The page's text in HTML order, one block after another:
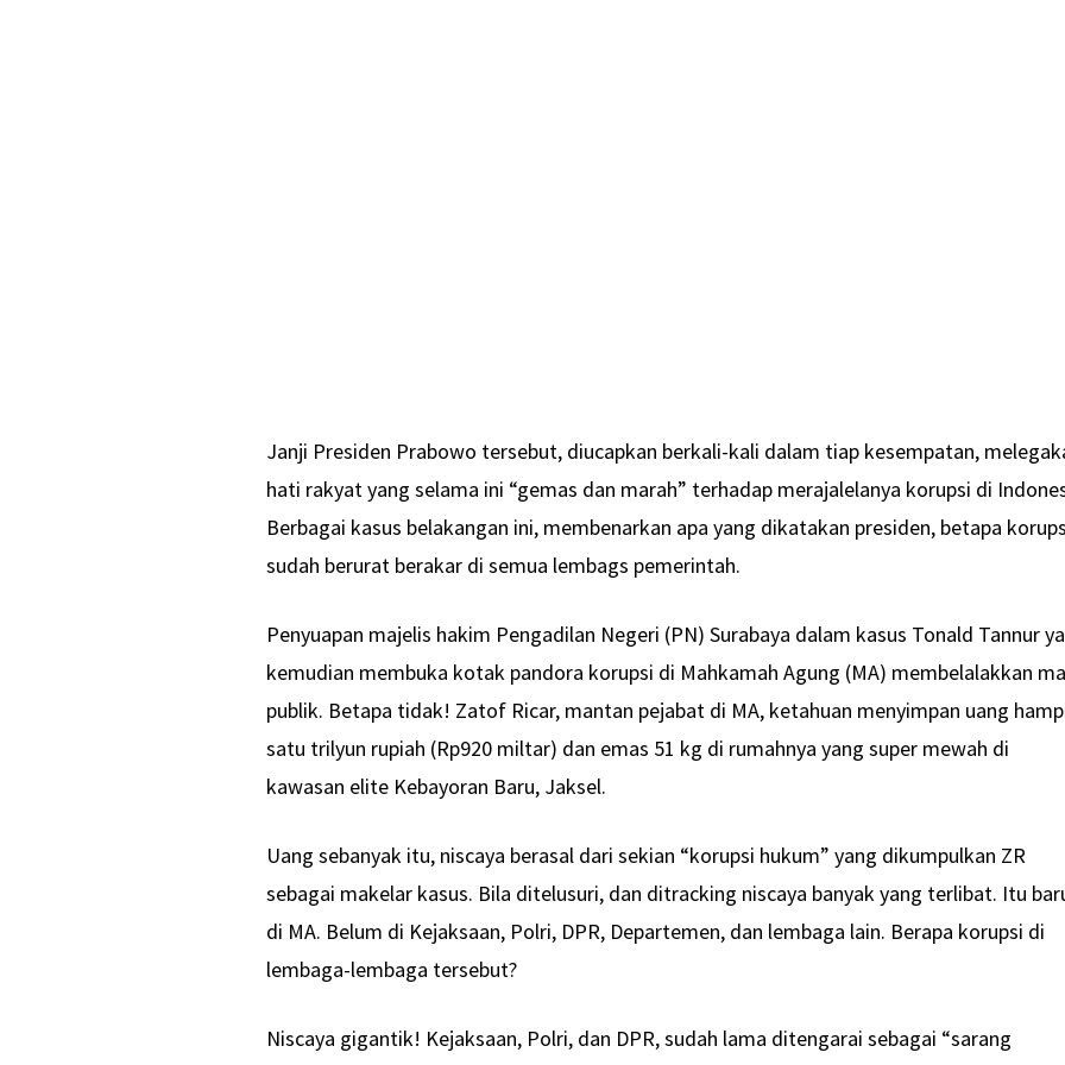
Janji Presiden Prabowo tersebut, diucapkan berkali-kali dalam tiap kesempatan,
hati rakyat yang selama ini “gemas dan marah” terhadap merajalelanya korupsi di
Berbagai kasus belakangan ini, membenarkan apa yang dikatakan presiden, betapa
sudah berurat berakar di semua lembags pemerintah.
Penyuapan majelis hakim Pengadilan Negeri (PN) Surabaya dalam kasus Tonald Tannur
kemudian membuka kotak pandora korupsi di Mahkamah Agung (MA) membelalakkan
publik. Betapa tidak! Zatof Ricar, mantan pejabat di MA, ketahuan menyimpan uang
satu trilyun rupiah (Rp920 miltar) dan emas 51 kg di rumahnya yang super mewah di
kawasan elite Kebayoran Baru, Jaksel.
Uang sebanyak itu, niscaya berasal dari sekian “korupsi hukum” yang dikumpulkan ZR
sebagai makelar kasus. Bila ditelusuri, dan ditracking niscaya banyak yang terlibat. Itu
di MA. Belum di Kejaksaan, Polri, DPR, Departemen, dan lembaga lain. Berapa korupsi di
lembaga-lembaga tersebut?
Niscaya gigantik! Kejaksaan, Polri, dan DPR, sudah lama ditengarai sebagai “sarang